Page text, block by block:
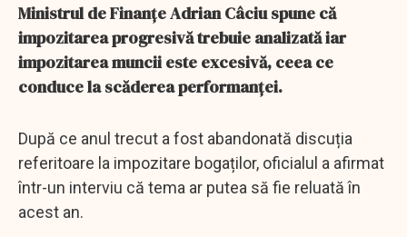
Ministrul de Finanțe Adrian Câciu spune că
impozitarea progresivă trebuie analizată iar
impozitarea muncii este excesivă, ceea ce
conduce la scăderea performanței.
După ce anul trecut a fost abandonată discuția
referitoare la impozitare bogaților, oficialul a afirmat
într-un interviu că tema ar putea să fie reluată în
acest an.